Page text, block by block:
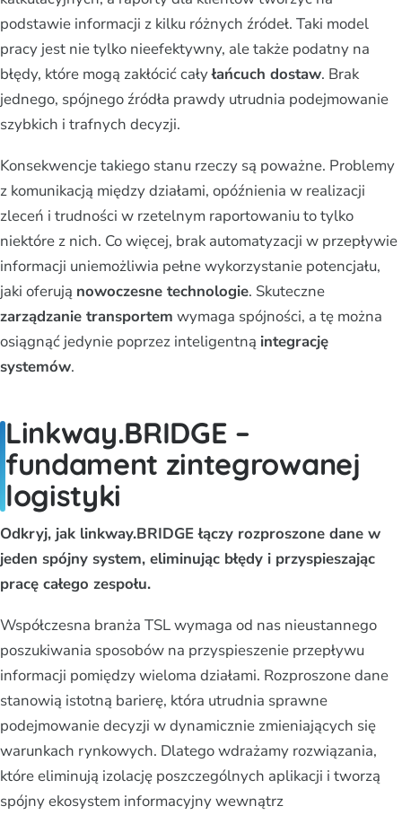
podstawie informacji z kilku różnych źródeł. Taki model
pracy jest nie tylko nieefektywny, ale także podatny na
błędy, które mogą zakłócić całyłańcuch dostaw. Brak
jednego, spójnego źródła prawdy utrudnia podejmowanie
szybkich i trafnych decyzji.
Konsekwencje takiego stanu rzeczy są poważne. Problemy
z komunikacją między działami, opóźnienia w realizacji
zleceń i trudności w rzetelnym raportowaniu to tylko
niektóre z nich. Co więcej, brak automatyzacji w przepływie
informacji uniemożliwia pełne wykorzystanie potencjału,
jaki oferują nowoczesne technologie. Skuteczne
zarządzanie transportem wymaga spójności, a tę można
osiągnąć jedynie poprzez inteligentną integrację
systemów.
Linkway.BRIDGE –
fundament zintegrowanej
logistyki
Odkryj, jak linkway.BRIDGE łączy rozproszone dane w
jeden spójny system, eliminując błędy i przyspieszając
pracę całego zespołu.
Współczesna branża TSL wymaga od nas nieustannego
poszukiwania sposobów na przyspieszenie przepływu
informacji pomiędzy wieloma działami. Rozproszone dane
stanowią istotną barierę, która utrudnia sprawne
podejmowanie decyzji w dynamicznie zmieniających się
warunkach rynkowych. Dlatego wdrażamy rozwiązania,
które eliminują izolację poszczególnych aplikacji i tworzą
spójny ekosystem informacyjny wewnątrz